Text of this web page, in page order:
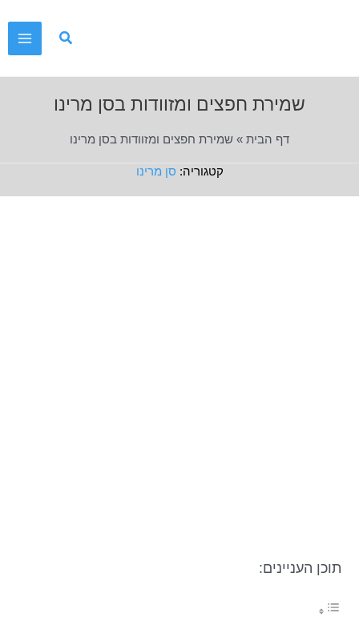
שמירת חפצים ומזוודות בסן מרינו
דף הבית » שמירת חפצים ומזוודות בסן מרינו
סן מרינו
תוכן העניינים: